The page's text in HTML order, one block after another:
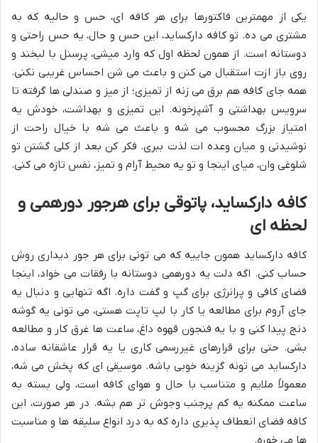
یکی از مهمترین فاکتورها برای هر کافه ای، حس و حالیه که به
مشتری می ده. تو کافه دارکساید، این حس و حال، یه حس راحتی و
دوستانه است. از همون لحظه اول که وارد میشی، پرسنل با لبخند و
روی باز ازت استقبال می کنن و باعث می شن احساس غریبی نکنی.
همه جای کافه هم برق می زنه از تمیزی؛ از میز و صندلی ها گرفته تا
سرویس بهداشتی و آشپزخونه. این تمیزی و بهداشت، خودش یه
امتیاز بزرگ محسوب می شه و باعث می شه با خیال راحت از
نوشیدنی و میان وعده ات لذت ببری. فکر کن بعد از کلی گشتن تو
شلوغی وان، میای اینجا و تو یه محیط آرام و تمیز، نفس تازه می کنی.
کافه دارکساید، پاتوقی برای هرجور دورهمی و
لحظه ای
کافه دارکساید همون جاییه که می تونی برای هر جور دیداری روش
حساب کنی. اگه دلت یه دورهمی دوستانه با رفقات می خواد، اینجا
فضای کافی و پرانرژی برای گپ و گفت داره. اگه تنهایی و دنبال یه
جای آروم برای مطالعه یا کار با لپ تاپت هستی، می تونی یه گوشه
دنج پیدا کنی و با یه فنجون قهوه داغ، ساعت ها غرق کار و مطالعه
بشی. حتی برای قرارهای غیررسمی کاری یا یه قرار عاشقانه ساده،
دارکساید می تونه گزینه خوبی باشه. موسیقی ای که پخش می شه،
معمولاً ملایم و متناسب با حال و هوای کافه است، ولی بسته به
ساعت ممکنه یه کم پرجنب وجوش تر هم بشه. در هر صورت، این
کافه فضای انعطاف پذیری داره که به درد انواع سلیقه ها و مناسبت
ها می خوره.